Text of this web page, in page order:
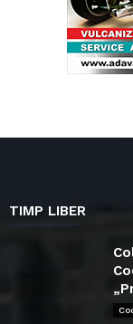
TIMP LIBER